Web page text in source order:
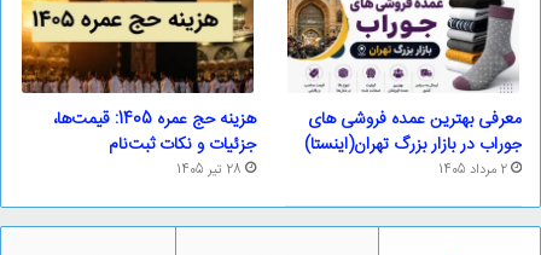
معرفی بهترین عمده فروشی های
جوراب در بازار بزرگ تهران(اینستا)
2 مرداد 1405
هزینه حج عمره 1405: قیمت‌ها،
جزئیات و نکات ثبت‌نام
28 تیر 1405